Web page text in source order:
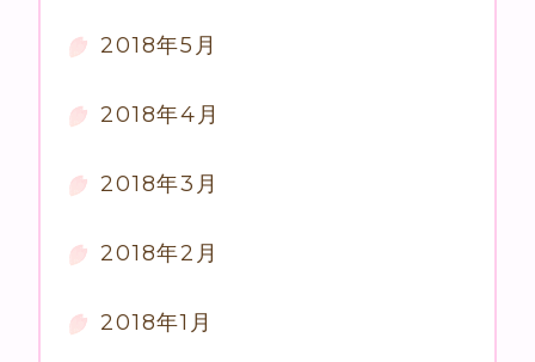
2018年5月
2018年4月
2018年3月
2018年2月
2018年1月